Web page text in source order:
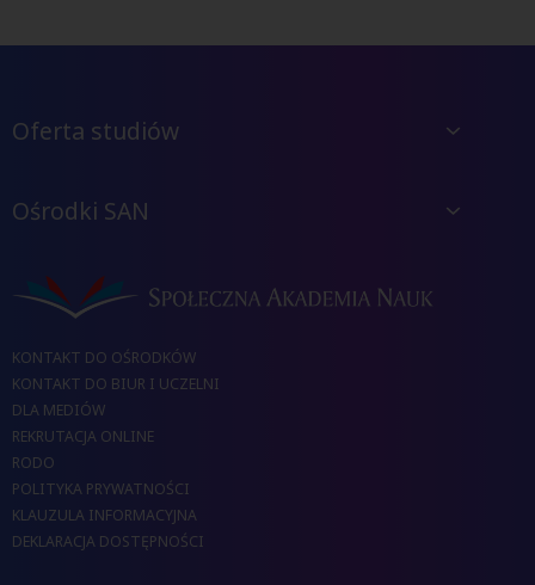
Oferta studiów
Ośrodki SAN
KONTAKT DO OŚRODKÓW
KONTAKT DO BIUR I UCZELNI
DLA MEDIÓW
REKRUTACJA ONLINE
RODO
POLITYKA PRYWATNOŚCI
KLAUZULA INFORMACYJNA
DEKLARACJA DOSTĘPNOŚCI